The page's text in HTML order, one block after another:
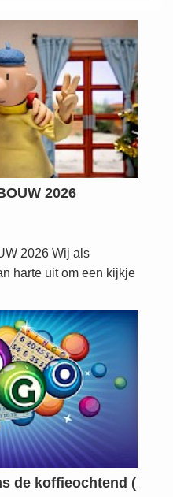
2026
2026 Wij als
harte uit om een kijkje
de koffieochtend (